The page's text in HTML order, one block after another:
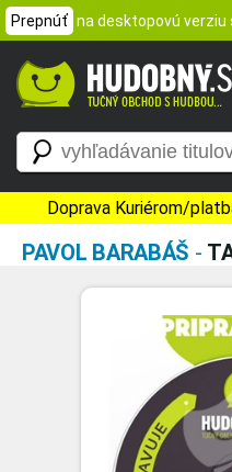
Prepnúť na desktopovú verziu
Doprava Kuriérom/
PAVOL BARABÁŠ -